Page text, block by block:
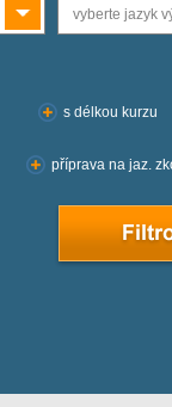
vyberte jazyk
s délkou kurzu
příprava na jaz.